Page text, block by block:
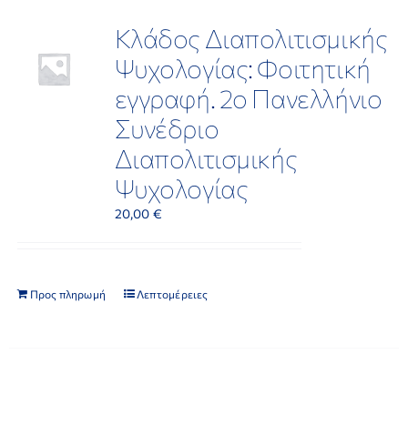
Κλάδος Διαπολιτισμικής
Ψυχολογίας: Φοιτητική
εγγραφή. 2ο Πανελλήνιο
Συνέδριο
Διαπολιτισμικής
Ψυχολογίας
20,00 €
Προς πληρωμή Λεπτομέρειες